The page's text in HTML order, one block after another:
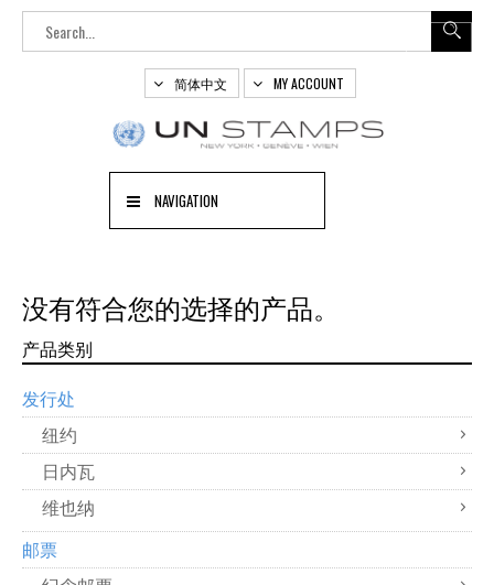
简体中文 MY ACCOUNT
NAVIGATION
没有符合您的选择的产品。
产品类别
发行处
纽约
日内瓦
维也纳
邮票